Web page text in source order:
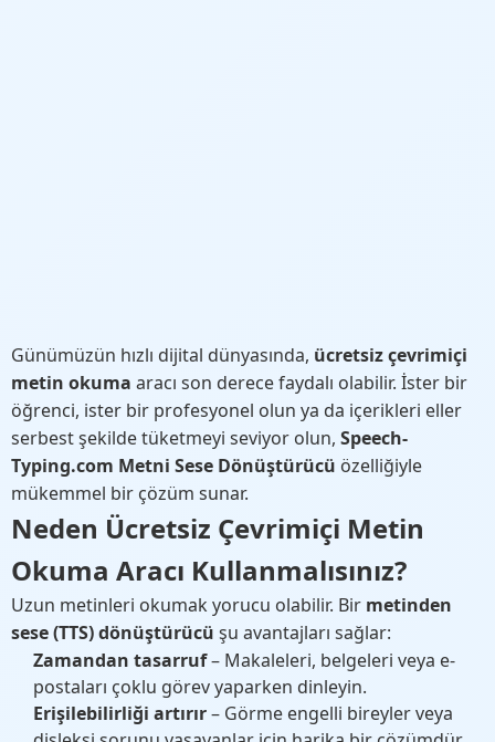
Günümüzün hızlı dijital dünyasında, ücretsiz çevrimiçi
metin okuma aracı son derece faydalı olabilir. İster bir
öğrenci, ister bir profesyonel olun ya da içerikleri eller
serbest şekilde tüketmeyi seviyor olun, Speech-
Typing.com Metni Sese Dönüştürücü özelliğiyle
mükemmel bir çözüm sunar.
Neden Ücretsiz Çevrimiçi Metin
Okuma Aracı Kullanmalısınız?
Uzun metinleri okumak yorucu olabilir. Bir metinden
sese (TTS) dönüştürücü şu avantajları sağlar:
Zamandan tasarruf– Makaleleri, belgeleri veya e-
postaları çoklu görev yaparken dinleyin.
Erişilebilirliği artırır– Görme engelli bireyler veya